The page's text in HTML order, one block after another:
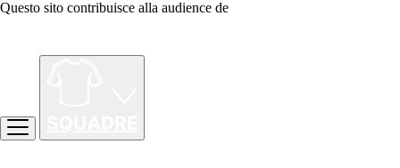
Questo sito contribuisce alla audience de